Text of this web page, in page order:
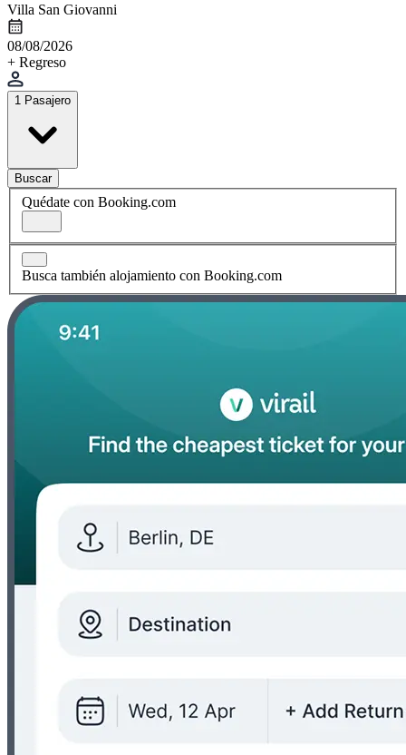
Villa San Giovanni
08/08/2026
+ Regreso
1 Pasajero
Buscar
Quédate con Booking.com
Busca también alojamiento con Booking.com